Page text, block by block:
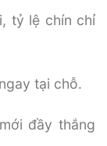
tỷ lệ chín chỉ
tại chỗ.
đầy thắng